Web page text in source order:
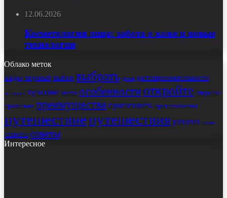
12.06.2026
Косметология лица: забота о коже и новые
технологии
Облако меток
виды вкусный выбор выбрать дома достопримечательности
история лучшие места особенности откройте открытие
правильно преимущества приготовить приготовления
путешествиепутешествиярецепт салат
секреты советы
Интересное